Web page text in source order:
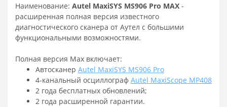
Наименование: Autel MaxiSYS MS906 Pro MAX -
расширенная полная версия известного
диагностического сканера от Аутел с большими
функциональными возможностями.
Полная версия Max включает:
Автосканер Autel MaxiSYS MS906 Pro
4-канальный осциллограф Autel MaxiScope MP408
2 года бесплатных обновлений;
2 года расширенной гарантии.